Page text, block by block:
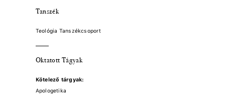
Tanszék
Teológia Tanszékcsoport
Oktatott Tágyak
Kötelező tárgyak:
Apologetika